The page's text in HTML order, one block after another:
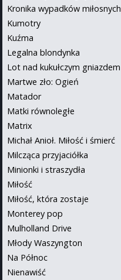
Kronika wypadków miłosnych
Kumotry
Kuźma
Legalna blondynka
Lot nad kukułczym gniazdem
Martwe zło: Ogień
Matador
Matki równoległe
Matrix
Michał Anioł. Miłość i śmierć
Milcząca przyjaciółka
Minionki i straszydła
Miłość
Miłość, która zostaje
Monterey pop
Mulholland Drive
Młody Waszyngton
Na Północ
Nienawiść